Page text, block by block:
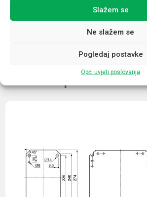
Slažem se
Ne slažem se
Pogledaj postavke
Opći uvjeti poslovanja